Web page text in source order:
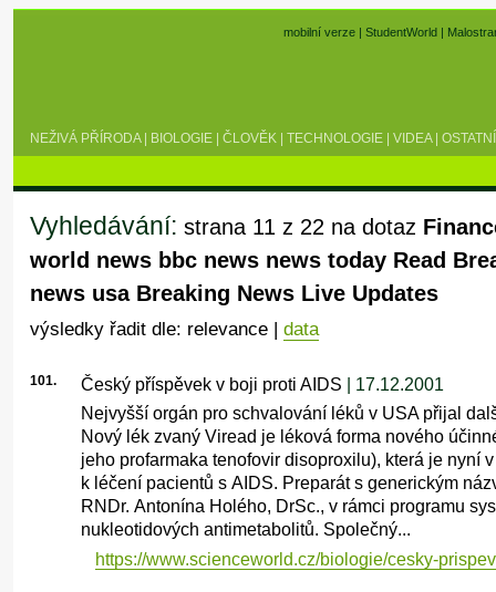
mobilní verze |StudentWorld |
NEŽIVÁ PŘÍRODA| BIOLOGIE | ČLOVĚK | TECHNOLOGIE | VIDEA| OSTATNÍ
Vyhledávání: strana 11 z 22 na dotaz
world news bbc news news today Read
news usa Breaking News Live Updates
výsledky řadit dle: relevance | data
101. Český příspěvek v boji proti AIDS | 17.12.2001
Nejvyšší orgán pro schvalování léků v USA přijal
Nový lék zvaný Viread je léková forma nového
jeho profarmaka tenofovir disoproxilu), která je nyní
k léčení pacientů s AIDS. Preparát s generickým
RNDr. Antonína Holého, DrSc., v rámci programu
nukleotidových antimetabolitů. Společný...
https://www.scienceworld.cz/biologie/cesky-